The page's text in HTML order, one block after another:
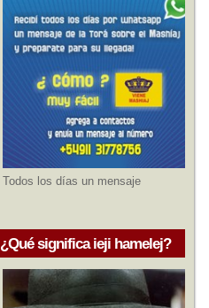
Todos los días un mensaje
¿Qué significa ieji hamelej?